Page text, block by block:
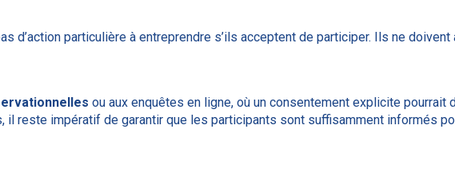
d’action particulière à entreprendre s’ils acceptent de participer. Ils ne
ou aux enquêtes en ligne, où un consentement explicite pourrait
reste impératif de garantir que les participants sont suffisamment informés